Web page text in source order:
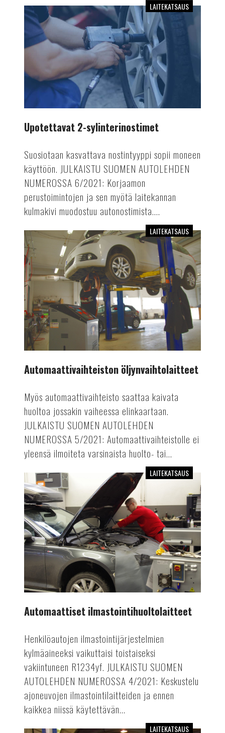
Upotettavat
2-
sylinterinostimet
LAITEKATSAUS
Upotettavat 2-sylinterinostimet
Suosiotaan kasvattava nostintyyppi sopii moneen
käyttöön. JULKAISTU SUOMEN AUTOLEHDEN
NUMEROSSA 6/2021: Korjaamon
perustoimintojen ja sen myötä laitekannan
kulmakivi muodostuu autonostimista....
Automaattivaihteiston
öljynvaihtolaitteet
LAITEKATSAUS
Automaattivaihteiston öljynvaihtolaitteet
Myös automaattivaihteisto saattaa kaivata
huoltoa jossakin vaiheessa elinkaartaan.
JULKAISTU SUOMEN AUTOLEHDEN
NUMEROSSA 5/2021: Automaattivaihteistolle ei
yleensä ilmoiteta varsinaista huolto- tai...
Automaattiset
ilmastointihuoltolaitteet
LAITEKATSAUS
Automaattiset ilmastointihuoltolaitteet
Henkilöautojen ilmastointijärjestelmien
kylmäaineeksi vaikuttaisi toistaiseksi
vakiintuneen R1234yf. JULKAISTU SUOMEN
AUTOLEHDEN NUMEROSSA 4/2021: Keskustelu
ajoneuvojen ilmastointilaitteiden ja ennen
kaikkea niissä käytettävän...
LAITEKATSAUS